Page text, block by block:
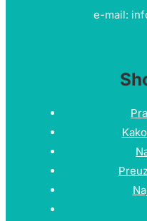
e-mail: